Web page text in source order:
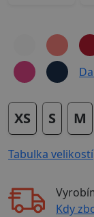
XS S M
Tabulka velikostí
Kdy